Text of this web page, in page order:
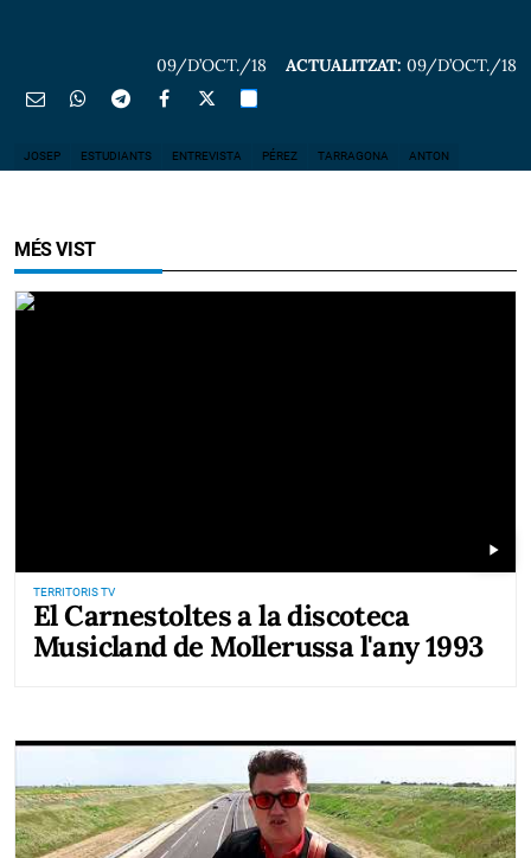
09/D’OCT./18 ACTUALITZAT: 09/D’OCT./18
JOSEP ESTUDIANTS ENTREVISTA PÉREZ TARRAGONA ANTON
MÉS VIST
play_arrow
TERRITORIS TV
El Carnestoltes a la discoteca
Musicland de Mollerussa l'any 1993